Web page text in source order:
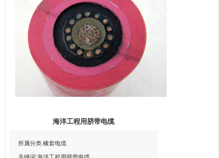
海洋工程用脐带电缆
所属分类:橡套电缆